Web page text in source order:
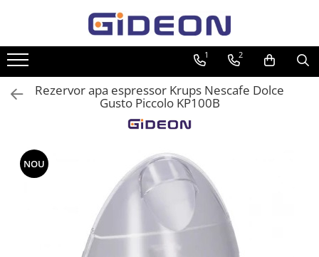
Toate Produsele
Electrocasnice
Electrocasnice mici
Aspiratoare
Cuptoare cu microunde
Accesorii si Piese Electrocasnice
1 2
Rezervor apa espressor Krups Nescafe Dolce
Gusto Piccolo KP100B
NOU